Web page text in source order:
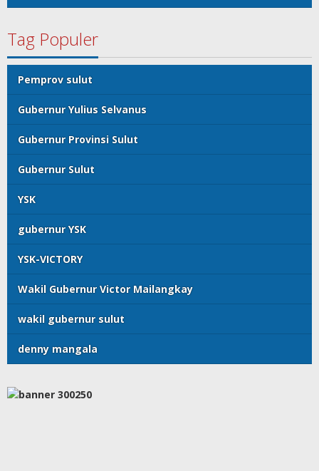
Tag Populer
Pemprov sulut
Gubernur Yulius Selvanus
Gubernur Provinsi Sulut
Gubernur Sulut
YSK
gubernur YSK
YSK-VICTORY
Wakil Gubernur Victor Mailangkay
wakil gubernur sulut
denny mangala